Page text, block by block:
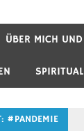
ÜBER MICH
#PANDEMIE